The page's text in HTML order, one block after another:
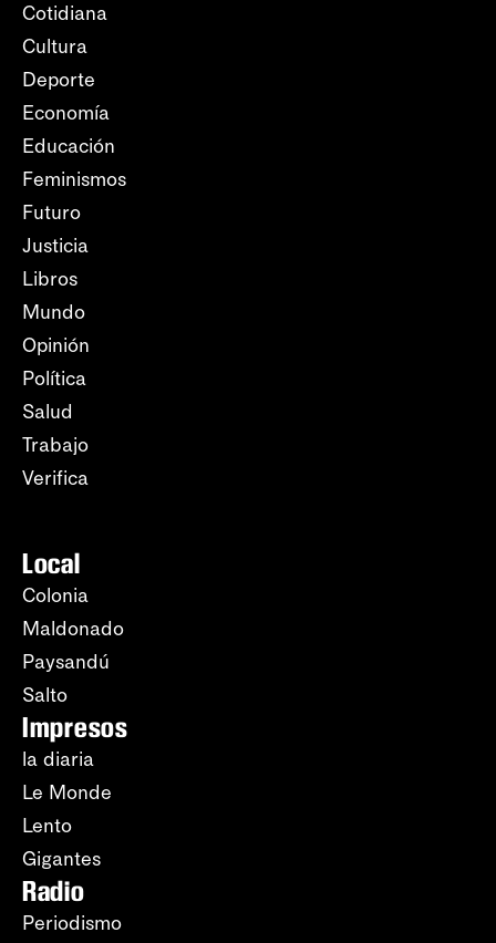
Cotidiana
Cultura
Deporte
Economía
Educación
Feminismos
Futuro
Justicia
Libros
Mundo
Opinión
Política
Salud
Trabajo
Verifica
Local
Colonia
Maldonado
Paysandú
Salto
Impresos
la diaria
Le Monde
Lento
Gigantes
Radio
Periodismo